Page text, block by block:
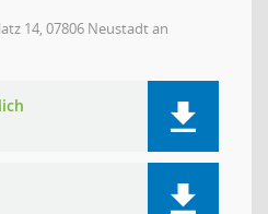
14, 07806 Neustadt an